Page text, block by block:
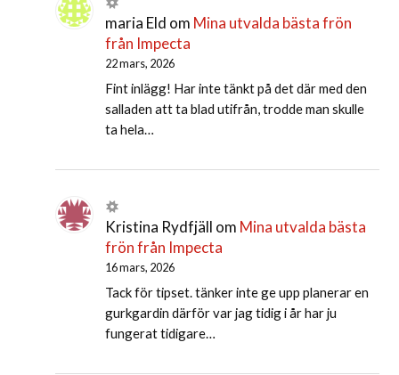
maria Eld om Mina utvalda bästa frön
från Impecta
22 mars, 2026
Fint inlägg! Har inte tänkt på det där med den
salladen att ta blad utifrån, trodde man skulle
ta hela…
Kristina Rydfjäll om Mina utvalda bästa
frön från Impecta
16 mars, 2026
Tack för tipset. tänker inte ge upp planerar en
gurkgardin därför var jag tidig i år har ju
fungerat tidigare…